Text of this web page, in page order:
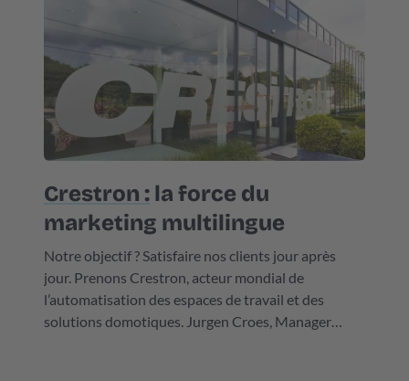
Crestron : la force du
marketing multilingue
Notre objectif ? Satisfaire nos clients jour après
jour. Prenons Crestron, acteur mondial de
l’automatisation des espaces de travail et des
solutions domotiques. Jurgen Croes, Manager